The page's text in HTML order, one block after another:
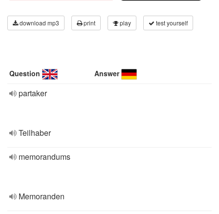
download mp3 print play test yourself
Question Answer
partaker
Teilhaber
memorandums
Memoranden